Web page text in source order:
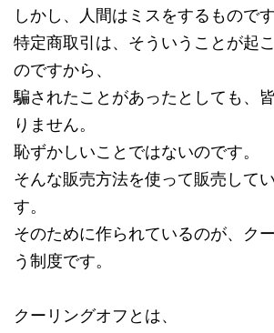
しかし、人間はミスをするものです
特定商取引は、そういうことが起
のですから、
騙されたことがあったとしても、
りません。
恥ずかしいことではないのです。
そんな販売方法を使って販売して
す。
そのために作られているのが、ク
う制度です。
クーリングオフとは、